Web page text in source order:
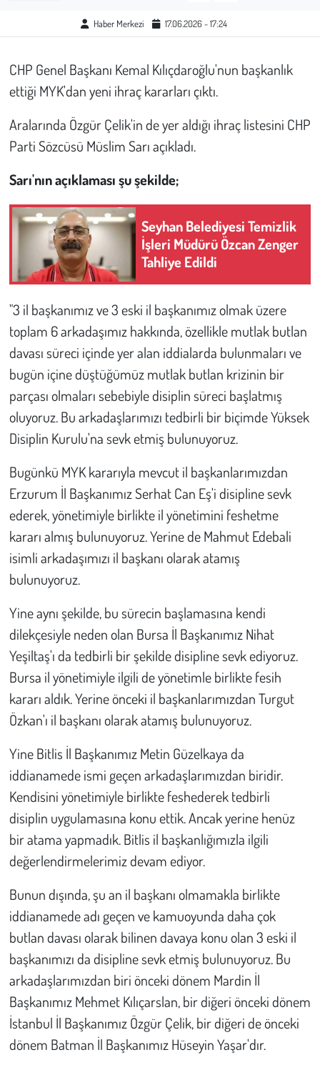
Haber Merkezi 17.06.2026 - 17:24
CHP Genel Başkanı Kemal Kılıçdaroğlu'nun başkanlık
ettiği MYK'dan yeni ihraç kararları çıktı.
Aralarında Özgür Çelik'in de yer aldığı ihraç listesini CHP
Parti Sözcüsü Müslim Sarı açıkladı.
Sarı'nın açıklaması şu şekilde;
Seyhan Belediyesi Temizlik
İşleri Müdürü Özcan Zenger
Tahliye Edildi
"3 il başkanımız ve 3 eski il başkanımız olmak üzere
toplam 6 arkadaşımız hakkında, özellikle mutlak butlan
davası süreci içinde yer alan iddialarda bulunmaları ve
bugün içine düştüğümüz mutlak butlan krizinin bir
parçası olmaları sebebiyle disiplin süreci başlatmış
oluyoruz. Bu arkadaşlarımızı tedbirli bir biçimde Yüksek
Disiplin Kurulu'na sevk etmiş bulunuyoruz.
Bugünkü MYK kararıyla mevcut il başkanlarımızdan
Erzurum İl Başkanımız Serhat Can Eş'i disipline sevk
ederek, yönetimiyle birlikte il yönetimini feshetme
kararı almış bulunuyoruz. Yerine de Mahmut Edebali
isimli arkadaşımızı il başkanı olarak atamış
bulunuyoruz.
Yine aynı şekilde, bu sürecin başlamasına kendi
dilekçesiyle neden olan Bursa İl Başkanımız Nihat
Yeşiltaş'ı da tedbirli bir şekilde disipline sevk ediyoruz.
Bursa il yönetimiyle ilgili de yönetimle birlikte fesih
kararı aldık. Yerine önceki il başkanlarımızdan Turgut
Özkan'ı il başkanı olarak atamış bulunuyoruz.
Yine Bitlis İl Başkanımız Metin Güzelkaya da
iddianamede ismi geçen arkadaşlarımızdan biridir.
Kendisini yönetimiyle birlikte feshederek tedbirli
disiplin uygulamasına konu ettik. Ancak yerine henüz
bir atama yapmadık. Bitlis il başkanlığımızla ilgili
değerlendirmelerimiz devam ediyor.
Bunun dışında, şu an il başkanı olmamakla birlikte
iddianamede adı geçen ve kamuoyunda daha çok
butlan davası olarak bilinen davaya konu olan 3 eski il
başkanımızı da disipline sevk etmiş bulunuyoruz. Bu
arkadaşlarımızdan biri önceki dönem Mardin İl
Başkanımız Mehmet Kılıçarslan, bir diğeri önceki dönem
İstanbul İl Başkanımız Özgür Çelik, bir diğeri de önceki
dönem Batman İl Başkanımız Hüseyin Yaşar'dır.
Bilim - Teknoloji
İnsan Hakları
Hayvan Hakları
Çevre
Günün İçinden
Vefat İlanları
Tarih
Hukuk
Tarım
Son Dakika
Eğlence